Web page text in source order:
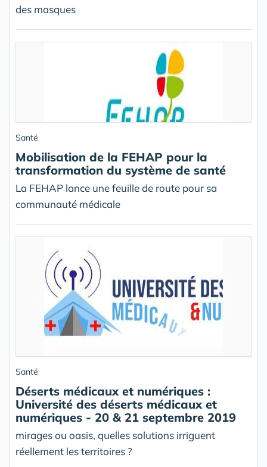
des masques
Santé
Mobilisation de la FEHAP pour la
transformation du système de santé
La FEHAP lance une feuille de route pour sa
communauté médicale
Santé
Déserts médicaux et numériques :
Université des déserts médicaux et
numériques - 20 & 21 septembre 2019
mirages ou oasis, quelles solutions irriguent
réellement les territoires ?